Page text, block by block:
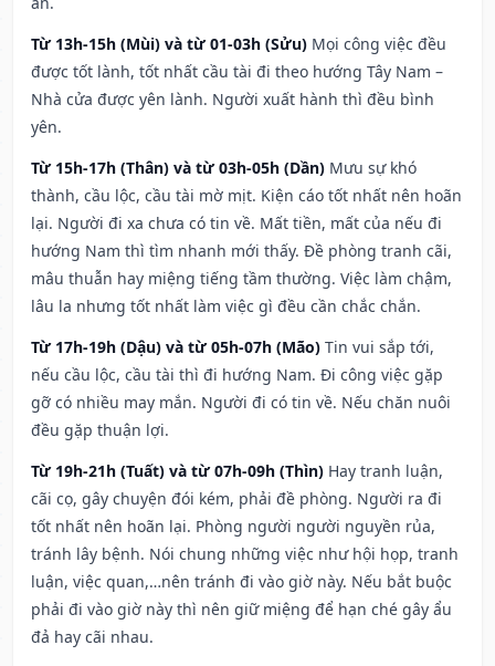
Từ 13h-15h (Mùi) và từ 01-03h (Sửu) Mọi công việc đều
được tốt lành, tốt nhất cầu tài đi theo hướng Tây Nam –
Nhà cửa được yên lành. Người xuất hành thì đều bình
yên.
Từ 15h-17h (Thân) và từ 03h-05h (Dần) Mưu sự khó
thành, cầu lộc, cầu tài mờ mịt. Kiện cáo tốt nhất nên hoãn
lại. Người đi xa chưa có tin về. Mất tiền, mất của nếu đi
hướng Nam thì tìm nhanh mới thấy. Đề phòng tranh cãi,
mâu thuẫn hay miệng tiếng tầm thường. Việc làm chậm,
lâu la nhưng tốt nhất làm việc gì đều cần chắc chắn.
Từ 17h-19h (Dậu) và từ 05h-07h (Mão) Tin vui sắp tới,
nếu cầu lộc, cầu tài thì đi hướng Nam. Đi công việc gặp
gỡ có nhiều may mắn. Người đi có tin về. Nếu chăn nuôi
đều gặp thuận lợi.
Từ 19h-21h (Tuất) và từ 07h-09h (Thìn) Hay tranh luận,
cãi cọ, gây chuyện đói kém, phải đề phòng. Người ra đi
tốt nhất nên hoãn lại. Phòng người người nguyền rủa,
tránh lây bệnh. Nói chung những việc như hội họp, tranh
luận, việc quan,…nên tránh đi vào giờ này. Nếu bắt buộc
phải đi vào giờ này thì nên giữ miệng để hạn ché gây ẩu
đả hay cãi nhau.